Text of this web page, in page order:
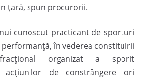
țară, spun procurorii.
cunoscut practicant de sporturi
performanță, în vederea constituirii
organizat a sporit
acțiunilor de constrângere ori